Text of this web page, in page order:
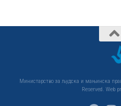
Министарство за људска и мањинска
Reserved. Web